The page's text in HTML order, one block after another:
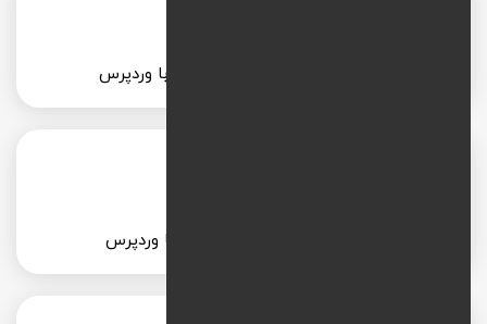
طراحی سایت دکوراسیون داخلی با وردپرس
طراحی سایت کافه و رستوران با وردپرس